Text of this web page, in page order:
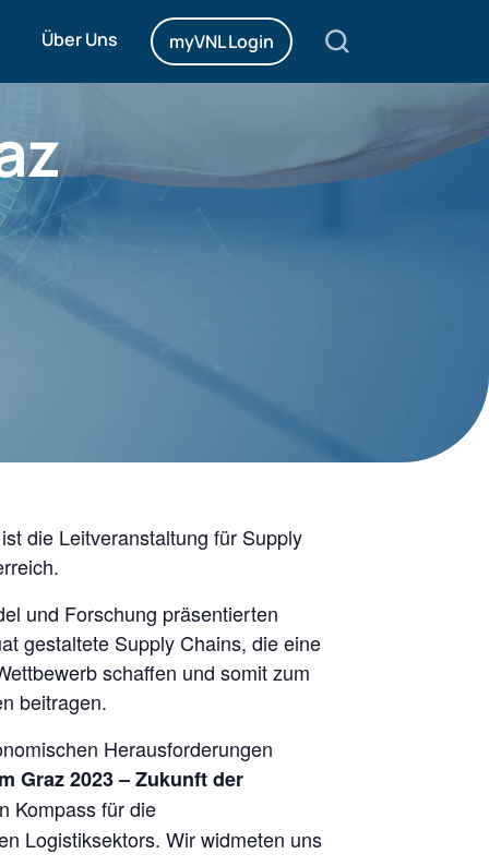
Über Uns myVNL Login
die Leitveranstaltung für Supply
und Forschung präsentierten
gestaltete Supply Chains, die eine
schaffen und somit zum
beitragen.
Herausforderungen
Graz 2023 – Zukunft der
Kompass für die
Logistiksektors. Wir widmeten uns